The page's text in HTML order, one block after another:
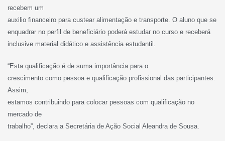
recebem um
auxilio financeiro para custear alimentação e transporte. O aluno que se
enquadrar no perfil de beneficiário poderá estudar no curso e receberá
inclusive material didático e assistência estudantil.
“Esta qualificação é de suma importância para o
crescimento como pessoa e qualificação profissional das participantes.
Assim,
estamos contribuindo para colocar pessoas com qualificação no
mercado de
trabalho”, declara a Secretária de Ação Social Aleandra de Sousa.